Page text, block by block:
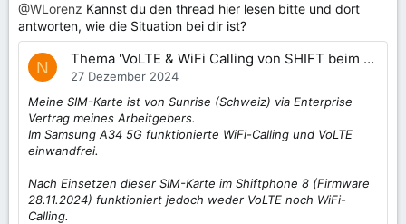
@WLorenz Kannst du den thread hier lesen bitte und dort
antworten, wie die Situation bei dir ist?
N Thema 'VoLTE & WiFi Calling von SHIFT beim Provider noch nicht zertifiziert'
27 Dezember 2024
Meine SIM-Karte ist von Sunrise (Schweiz) via Enterprise
Vertrag meines Arbeitgebers.
Im Samsung A34 5G funktionierte WiFi-Calling und VoLTE
einwandfrei.
Nach Einsetzen dieser SIM-Karte im Shiftphone 8 (Firmware
28.11.2024) funktioniert jedoch weder VoLTE noch WiFi-
Calling.